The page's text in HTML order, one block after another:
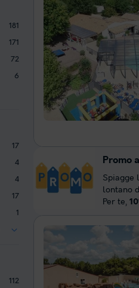
181
171
72
6
17
4
4
17
1
112
Promo
Spiagge
lontano
Per te,